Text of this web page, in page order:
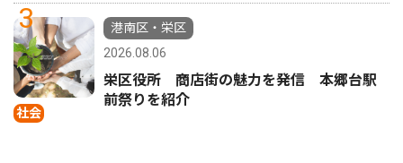
3
社会
港南区・栄区
2026.08.06
栄区役所 商店街の魅力を発信 本郷台駅
前祭りを紹介